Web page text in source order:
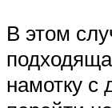
В этом
намотку с